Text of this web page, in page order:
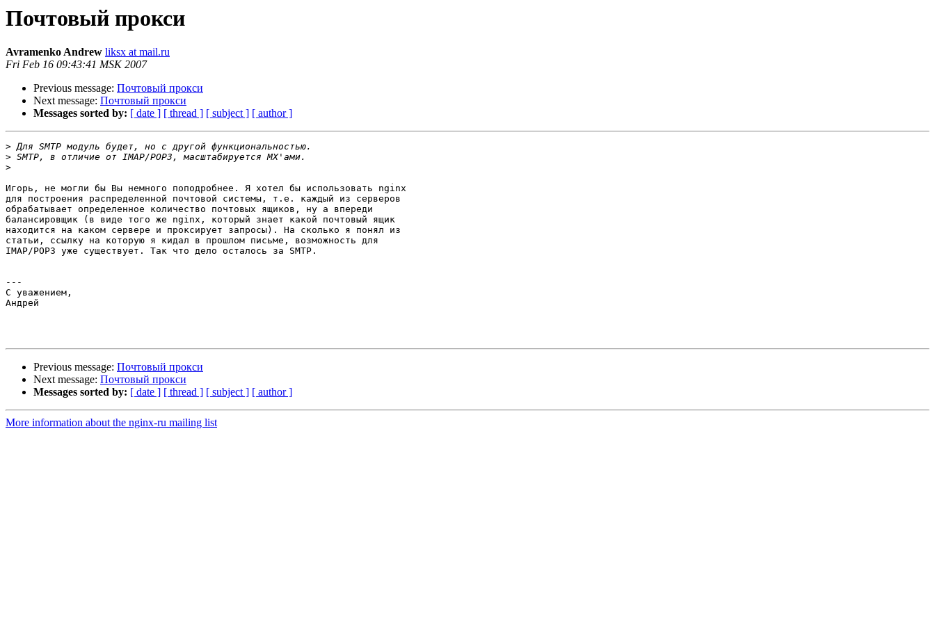
Почтовый прокси
Avramenko Andrew liksx at mail.ru
Fri Feb 16 09:43:41 MSK 2007
Previous message: Почтовый прокси
Next message: Почтовый прокси
Messages sorted by: [ date ] [ thread ] [ subject ] [ author ]
>
>
>
Игорь, не могли бы Вы немного поподробнее. Я хотел бы использовать nginx
для построения распределенной почтовой системы, т.е. каждый из серверов
обрабатывает определенное количество почтовых ящиков, ну а впереди
балансировщик (в виде того же nginx, который знает какой почтовый ящик
находится на каком сервере и проксирует запросы). На сколько я понял из
статьи, ссылку на которую я кидал в прошлом письме, возможность для
IMAP/POP3 уже существует. Так что дело осталось за SMTP.
---
С уважением,
Андрей
Previous message: Почтовый прокси
Next message: Почтовый прокси
Messages sorted by: [ date ] [ thread ] [ subject ] [ author ]
More information about the nginx-ru mailing list